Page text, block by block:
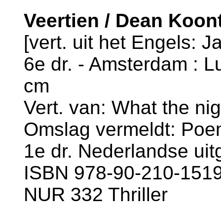
Veertien / Dean
[vert. uit het Engels:
6e dr. - Amsterdam :
cm
Vert. van: What the
Omslag vermeldt:
1e dr. Nederlandse
ISBN 978-90-210-
NUR 332 Thriller